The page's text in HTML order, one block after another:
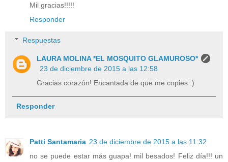
Mil gracias!!!!!
Responder
Respuestas
LAURA MOLINA *EL MOSQUITO GLAMUROSO*
23 de diciembre de 2015 a las 12:58
Gracias corazón! Encantada de que me copies :)
Responder
Patti Santamaria 23 de diciembre de 2015 a las 11:32
no se puede estar más guapa! mil besados! Feliz día!!! un